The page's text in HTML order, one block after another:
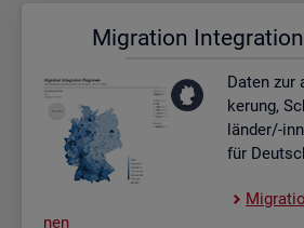
Mi­gra­ti­on
Daten zur
ke­rung,
län­der/-
für
nen